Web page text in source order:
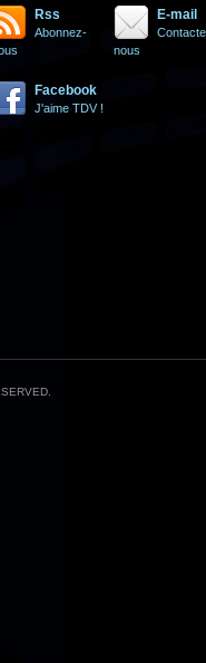
Rss
Abonnez-
E-mail
nous
Facebook
J'aime TDV !